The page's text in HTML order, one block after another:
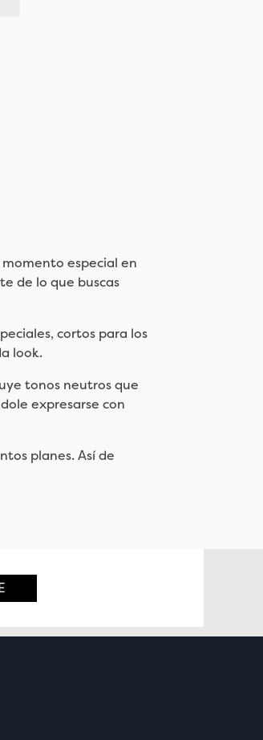
especial en
de lo que buscas
cortos para los
look.
tonos neutros que
expresarse con
planes. Así de